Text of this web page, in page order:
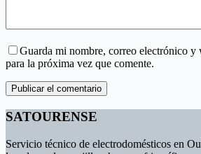
Guarda mi nombre, correo electrónico y
para la próxima vez que comente.
Publicar el comentario
SATOURENSE
Servicio técnico de electrodomésticos en